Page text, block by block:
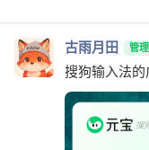
古雨月田 管
搜狗输入法的